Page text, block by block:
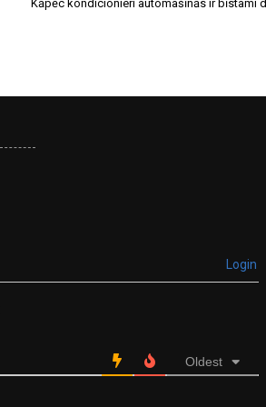
Kāpēc kondicionieri automašīnās ir bīstami
Login
Oldest